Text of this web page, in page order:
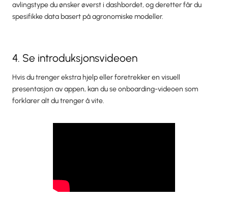
avlingstype du ønsker øverst i dashbordet, og deretter får du
spesifikke data basert på agronomiske modeller.
4. Se introduksjonsvideoen
Hvis du trenger ekstra hjelp eller foretrekker en visuell
presentasjon av appen, kan du se onboarding-videoen som
forklarer alt du trenger å vite.